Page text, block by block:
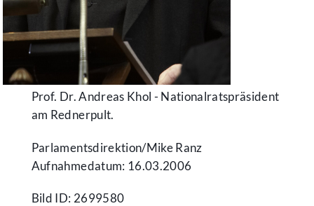
Prof. Dr. Andreas Khol - Nationalratspräsident
am Rednerpult.
Parlamentsdirektion/​Mike Ranz
Aufnahmedatum: 16.03.2006
Bild ID: 2699580